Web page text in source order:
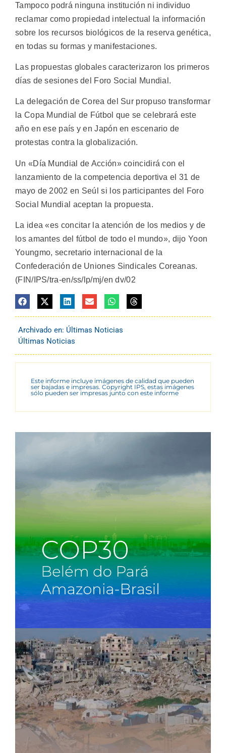
Tampoco podrá ninguna institución ni individuo
reclamar como propiedad intelectual la información
sobre los recursos biológicos de la reserva genética,
en todas su formas y manifestaciones.
Las propuestas globales caracterizaron los primeros
días de sesiones del Foro Social Mundial.
La delegación de Corea del Sur propuso transformar
la Copa Mundial de Fútbol que se celebrará este
año en ese país y en Japón en escenario de
protestas contra la globalización.
Un «Día Mundial de Acción» coincidirá con el
lanzamiento de la competencia deportiva el 31 de
mayo de 2002 en Seúl si los participantes del Foro
Social Mundial aceptan la propuesta.
La idea «es concitar la atención de los medios y de
los amantes del fútbol de todo el mundo», dijo Yoon
Youngmo, secretario internacional de la
Confederación de Uniones Sindicales Coreanas.
(FIN/IPS/tra-en/ss/lp/mj/en dv/02
Archivado en: Últimas Noticias
Últimas Noticias
Este informe incluye imágenes de calidad que pueden
ser bajadas e impresas. Copyright IPS, estas imágenes
sólo pueden ser impresas junto con este informe